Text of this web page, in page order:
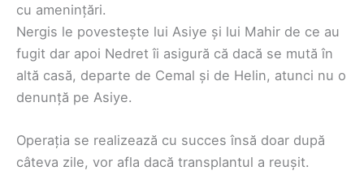
cu amenințări.
Nergis le povestește lui Asiye și lui Mahir de ce au
fugit dar apoi Nedret îi asigură că dacă se mută în
altă casă, departe de Cemal și de Helin, atunci nu o
denunță pe Asiye.
Operația se realizează cu succes însă doar după
câteva zile, vor afla dacă transplantul a reușit.